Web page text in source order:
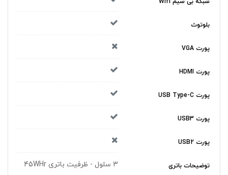
بلوتوث
پورت VGA
پورت HDMI
پورت USB Type-C
پورت USB3
پورت USB2
توضیحات باتری 3 سلول - ظرفیت باتری 45WHr